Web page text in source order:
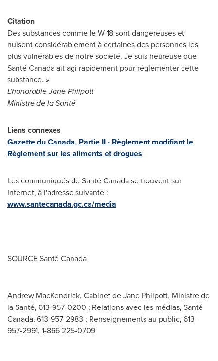
Citation
Des substances comme le W-18 sont dangereuses et
nuisent considérablement à certaines des personnes les
plus vulnérables de notre société. Je suis heureuse que
SantéCanadaait agi rapidement pour réglementer cette
substance. »
L'honorableJane Philpott
Ministre de la Santé
Liens connexes
Gazette duCanada, Partie II - Règlement modifiant le
Règlement sur les aliments et drogues
Les communiqués de SantéCanadase trouvent sur
Internet, à l'adresse suivante :
www.santecanada.gc.ca/media
SOURCE SantéCanada
Andrew MacKendrick, Cabinet de Jane Philpott, Ministre de
la Santé, 613-957-0200 ; Relations avec les médias, Santé
Canada, 613-957-2983 ; Renseignements au public, 613-
957-2991, 1-866 225-0709